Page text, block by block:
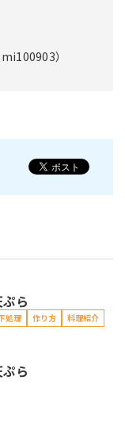
）
ら
処理 作り方 料理紹介
ら